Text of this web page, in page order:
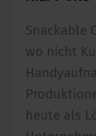
Snackable
wo nicht
heute als